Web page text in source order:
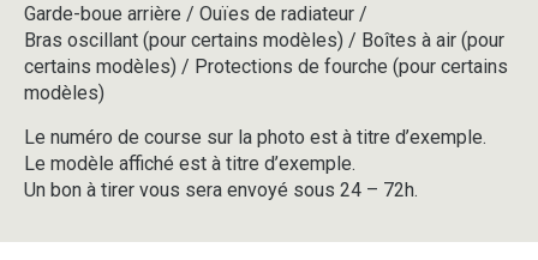
Garde-boue arrière / Ouïes de radiateur /
Bras oscillant (pour certains modèles) / Boîtes à air (pour
certains modèles) / Protections de fourche (pour certains
modèles)
Le numéro de course sur la photo est à titre d’exemple.
Le modèle affiché est à titre d’exemple.
Un bon à tirer vous sera envoyé sous 24 – 72h.